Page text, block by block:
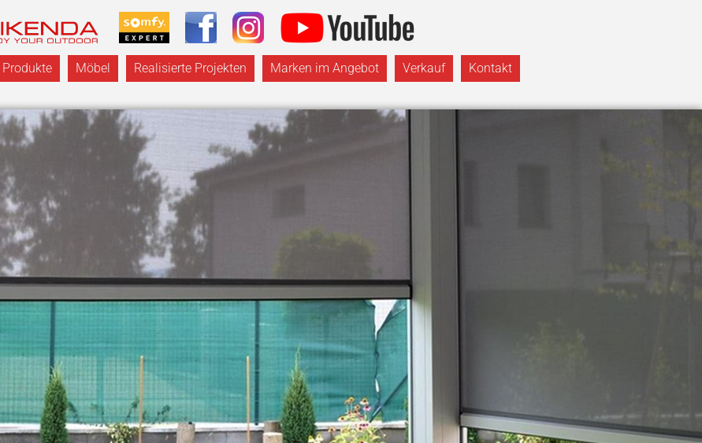
Produkte Möbel Realisierte Projekten Marken im Angebot Verkauf Kontakt